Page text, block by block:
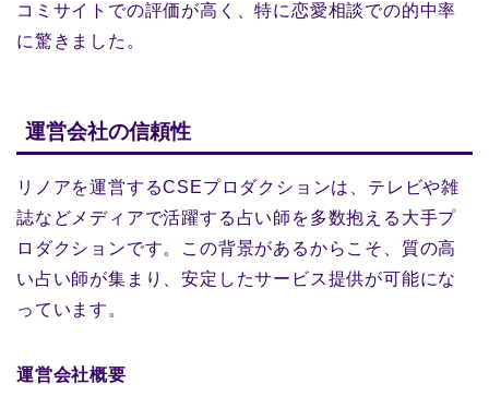
コミサイトでの評価が高く、特に恋愛相談での的中率
に驚きました。
運営会社の信頼性
リノアを運営するCSEプロダクションは、テレビや雑
誌などメディアで活躍する占い師を多数抱える大手プ
ロダクションです。この背景があるからこそ、質の高
い占い師が集まり、安定したサービス提供が可能にな
っています。
運営会社概要